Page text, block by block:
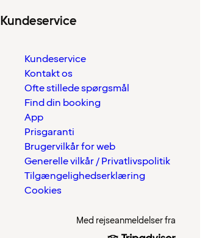
Kundeservice
Kundeservice
Kontakt os
Ofte stillede spørgsmål
Find din booking
App
Prisgaranti
Brugervilkår for web
Generelle vilkår / Privatlivspolitik
Tilgængelighedserklæring
Cookies
Med rejseanmeldelser fra